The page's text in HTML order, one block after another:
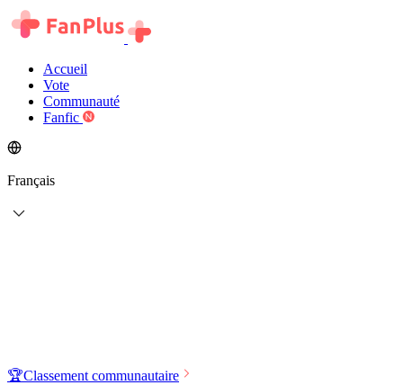
Accueil
Vote
Communauté
Fanfic
Français
🏆Classement communautaire